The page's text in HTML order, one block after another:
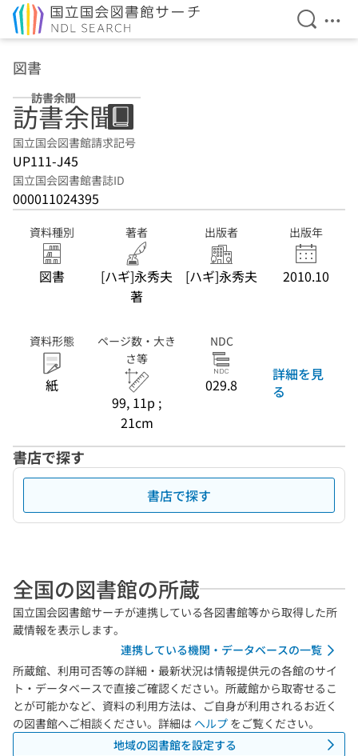
検索を
メ
図書
訪書余聞
訪書余聞
国立国会図書館請求記号
UP111-J45
国立国会図書館書誌ID
000011024395
資料種別
図書
著者
[ハギ]永秀夫
著
出版者
[ハギ]永秀夫
出版年
2010.10
資料形態
紙
ページ数・大き
さ等
99, 11p ;
21cm
NDC
029.8
詳細を見
る
書店で探す
書店で探す
全国の図書館の所蔵
国立国会図書館サーチが連携している各図書館等から取得した所
蔵情報を表示します。
連携している機関・データベースの一覧
所蔵館、利用可否等の詳細・最新状況は情報提供元の各館のサイ
ト・データベースで直接ご確認ください。所蔵館から取寄せるこ
とが可能かなど、資料の利用方法は、ご自身が利用されるお近く
の図書館へご相談ください。詳細は ヘルプ をご覧ください。
地域の図書館を設定する